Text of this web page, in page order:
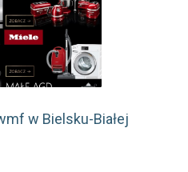
w Bielsku-Białej